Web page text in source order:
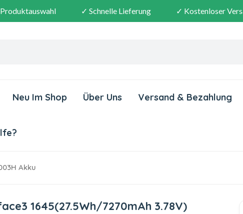
✓ Schnelle Lieferung ✓ Kostenloser
Neu Im Shop Über Uns Versand & Bezahlung
Akku
1645(27.5Wh/7270mAh 3.78V)